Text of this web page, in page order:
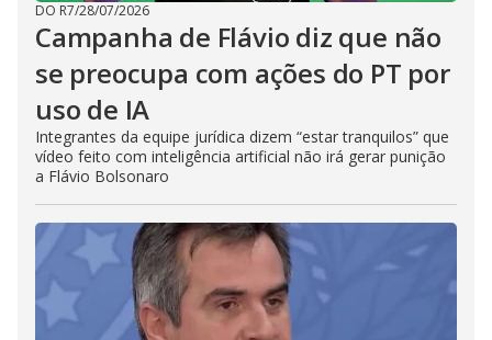
DO R7/28/07/2026
Campanha de Flávio diz que não
se preocupa com ações do PT por
uso de IA
Integrantes da equipe jurídica dizem “estar tranquilos” que
vídeo feito com inteligência artificial não irá gerar punição
a Flávio Bolsonaro